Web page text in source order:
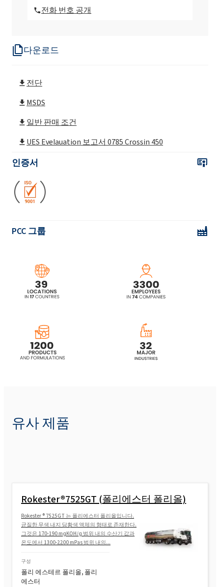
다운로드
전단
MSDS
일반 판매 조건
UES Evelauation 보고서 0785 Crossin 450
인증서
PCC 그룹
전화 번호 공개
유사 제품
Rokester®7525GT (폴리에스터 폴리올)
Rokester ® 7525GT 는 폴리에스터 폴리올입니다.
균질한 무색 내지 담황색 액체의 형태로 존재한다.
그것은 170-190 mgKOH/g 범위 내의 수산기 값과
온도에서 1300-2200 mPas 범위 내의...
구성
폴리 에스테르 폴리올, 폴리
에스터